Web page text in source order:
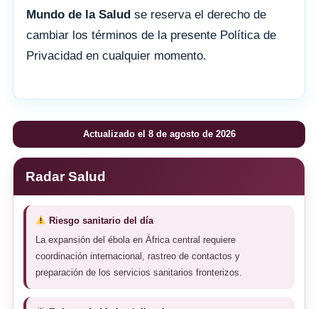
Mundo de la Salud se reserva el derecho de
cambiar los términos de la presente Política de
Privacidad en cualquier momento.
Actualizado el 8 de agosto de 2026
Radar Salud
Riesgo sanitario del día
La expansión del ébola en África central requiere
coordinación internacional, rastreo de contactos y
preparación de los servicios sanitarios fronterizos.